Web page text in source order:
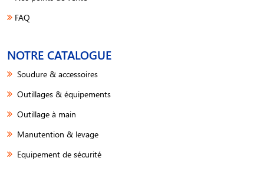
FAQ
NOTRE CATALOGUE
Soudure & accessoires
Outillages & équipements
Outillage à main
Manutention & levage
Equipement de sécurité